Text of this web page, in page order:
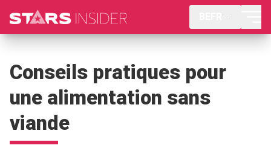
Conseils pratiques pour
une alimentation sans
viande